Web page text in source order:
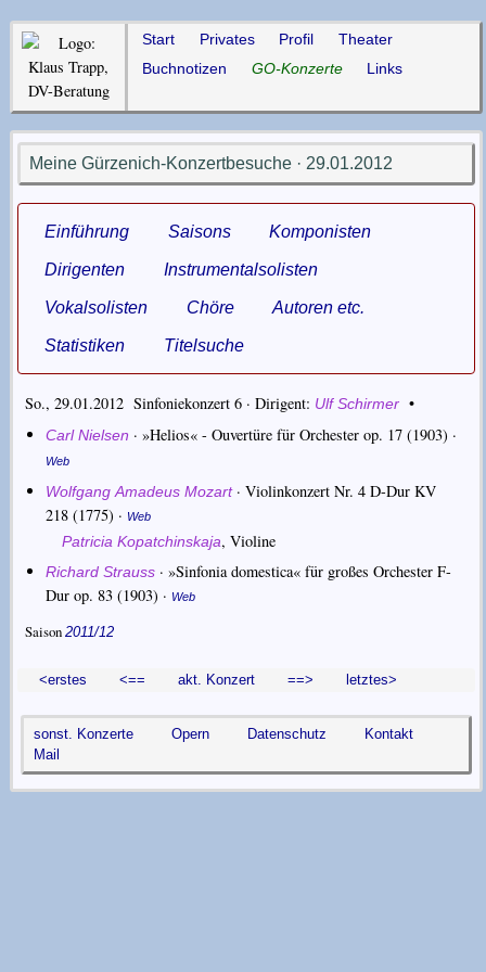
Start Privates Profil
Theater
Buchnotizen
GO-Konzerte Links
Meine Gürzenich-Konzertbesuche · 29.01.2012
Einführung Saisons Komponisten
Dirigenten Instrumentalsolisten
Vokalsolisten Chöre Autoren etc.
Statistiken Titelsuche
So., 29.01.2012 Sinfoniekonzert 6 ·Dirigent Ulf Schirmer •
Carl Nielsen ·»Helios« - Ouvertüre für Orchester op. 17 (1903) ·
Web
Wolfgang Amadeus Mozart·Violinkonzert Nr. 4 D-Dur KV
218 (1775) · Web
Patricia Kopatchinskaja, Violine
Richard Strauss ·»Sinfonia domestica« für großes Orchester F-
Dur op. 83 (1903) · Web
Saison 2011/12
<erstes <== akt. Konzert ==> letztes>
sonst. Konzerte Opern Datenschutz
Kontakt
Mail